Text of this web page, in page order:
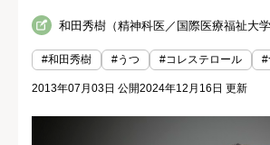
和田秀樹（精神科医／国際医療福祉大学
#和田秀樹 #うつ #コレステロール #
2013年07月03日 公開2024年12月16日 更新